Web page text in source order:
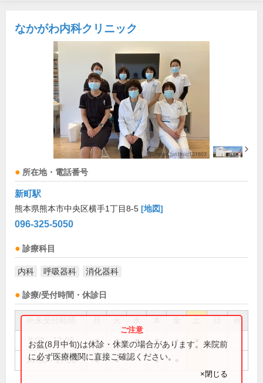
なかがわ内科クリニック
所在地・電話番号
新町駅
熊本県熊本市中央区横手1丁目8-5 [地図]
096-325-5050
診療科目
内科 呼吸器科 消化器科
診療/受付時間・休診日
祝
9:00～12:00 ● ● ● ● ●
14:00～17:00 ● ● ●
お盆(8月中旬)は休診・休業の場合があります。来院前
に必ず医療機関に直接ご確認ください。
×閉じる